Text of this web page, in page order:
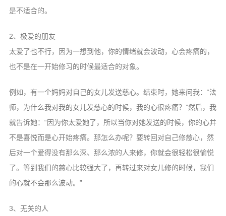
是不适合的。
2、极爱的朋友
太爱了也不行，因为一想到他，你的情绪就会波动，心会疼痛的，
也不是在一开始修习的时候最适合的对象。
例如，有一个妈妈对自己的女儿发送慈心。结束时，她来问我：“法
师，为什么我对我的女儿发慈心的时候，我的心很疼痛？”然后，我
就告诉她：“因为你太爱她了，所以当你对她发送的时候，你的心并
不是喜悦而是心开始疼痛。那怎么办呢？要转回对自己修慈心，然
后对一个爱得没有那么深、那么浓的人来修，你就会很轻松很愉悦
了。等到我们的慈心比较强大了，再转过来对女儿修的时候，我们
的心就不会那么波动。”
3、无关的人